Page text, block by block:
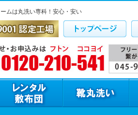
ムは丸洗い専科！安心・安い